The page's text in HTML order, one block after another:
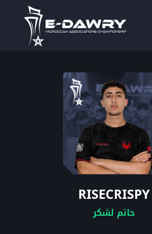
RISECRISPY
حاتم لشكر